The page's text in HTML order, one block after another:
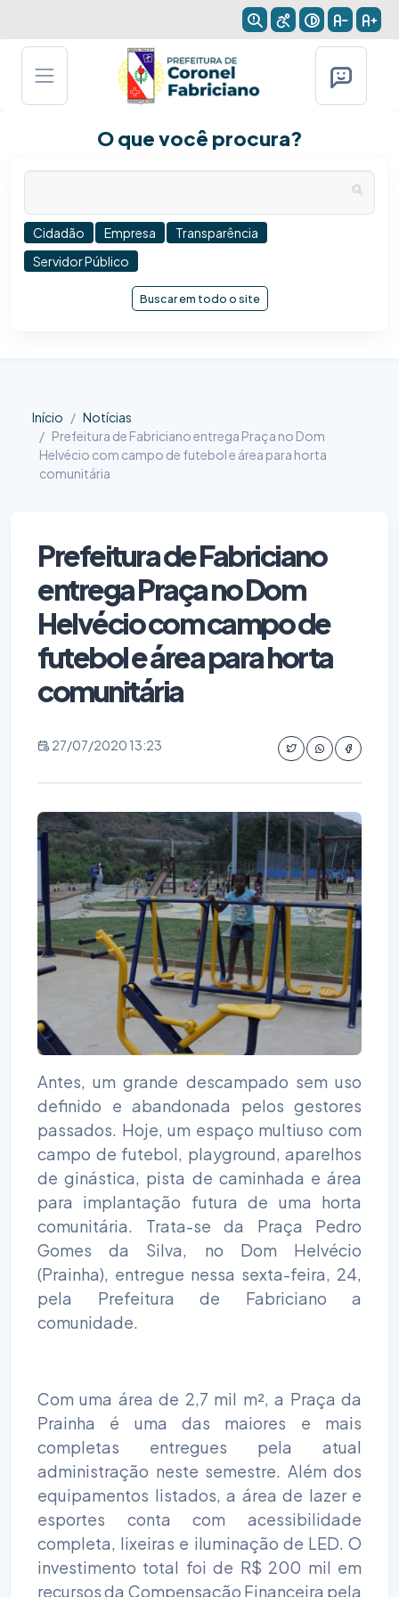
O que você procura?
Cidadão Empresa
Transparência
Servidor Público
Buscar em todo o site
Início
Notícias
Prefeitura de Fabriciano entrega Praça no Dom
Helvécio com campo de futebol e área para horta
comunitária
Prefeitura de Fabriciano
entrega Praça no Dom
Helvécio com campo de
futebol e área para horta
comunitária
27/07/2020 13:23
Antes, um grande descampado sem uso
definido e abandonada pelos gestores
passados. Hoje, um espaço multiuso com
campo de futebol, playground, aparelhos
de ginástica, pista de caminhada e área
para implantação futura de uma horta
comunitária. Trata-se da Praça Pedro
Gomes da Silva, no Dom Helvécio
(Prainha), entregue nessa sexta-feira, 24,
pela Prefeitura de Fabriciano a
comunidade.
Com uma área de 2,7 mil m², a Praça da
Prainha é uma das maiores e mais
completas entregues pela atual
administração neste semestre. Além dos
equipamentos listados, a área de lazer e
esportes conta com acessibilidade
completa, lixeiras e iluminação de LED. O
investimento total foi de R$ 200 mil em
recursos da Compensação Financeira pela